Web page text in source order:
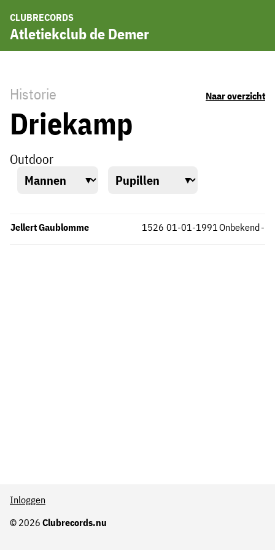
CLUBRECORDS
Atletiekclub de Demer
Historie Naar overzicht
Driekamp
Outdoor
Jellert Gaublomme Onbekend
1526 -
01-01-1991
© 2026 Clubrecords.nu
Inloggen